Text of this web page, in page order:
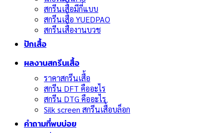
สกรีนเสื้อมีกี่แบบ
สกรีนเสื้อ YUEDPAO
สกรีนเสื้องานบวช
ปักเสื้อ
ผลงานสกรีนเสื้อ
ราคาสกรีนเสื้อ
สกรีน DFT คืออะไร
สกรีน DTG คืออะไร
Silk screen สกรีนเสื้อบล็อก
คำถามที่พบบ่อย